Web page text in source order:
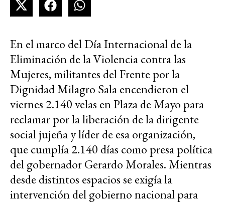
En el marco del Día Internacional de la
Eliminación de la Violencia contra las
Mujeres, militantes del Frente por la
Dignidad Milagro Sala encendieron el
viernes 2.140 velas en Plaza de Mayo para
reclamar por la liberación de la dirigente
social jujeña y líder de esa organización,
que cumplía 2.140 días como presa política
del gobernador Gerardo Morales. Mientras
desde distintos espacios se exigía la
intervención del gobierno nacional para